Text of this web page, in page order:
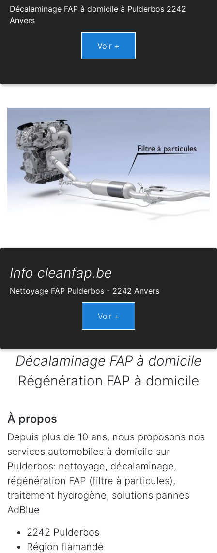
Décalaminage FAP à domicile à Pulderbos 2242
Anvers
Voir +
Info cleanfap.be
Nettoyage FAP Pulderbos - 2242 Anvers
Décalaminage FAP à domicile
Régénération FAP à domicile
À propos
Depuis plus de 10 ans, nous proposons nos
services automobiles à domicile sur
Pulderbos: nettoyage, décalaminage,
régénération FAP (filtre à particules),
traitement hydrogène, solutions pannes
AdBlue
2242 Pulderbos
Région flamande